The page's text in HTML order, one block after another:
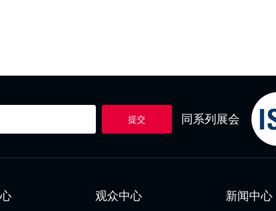
提交 同系列展会
观众中心 新闻中心